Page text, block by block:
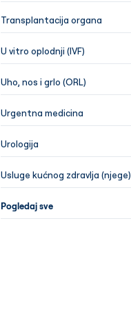
Transplantacija organa
U vitro oplodnji (IVF)
Uho, nos i grlo (ORL)
Urgentna medicina
Urologija
Usluge kućnog zdravlja (njege)
Pogledaj sve